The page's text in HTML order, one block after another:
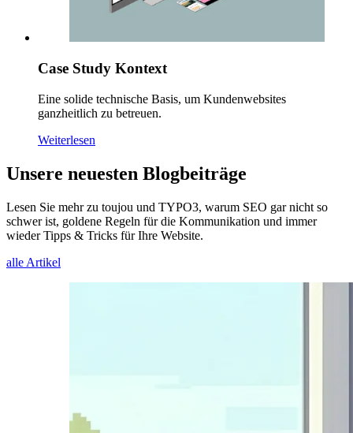
Case Study Kontext
Eine solide technische Basis, um Kundenwebsites
ganzheitlich zu betreuen.
Weiterlesen
Unsere neuesten Blogbeiträge
Lesen Sie mehr zu toujou und TYPO3, warum SEO gar nicht so
schwer ist, goldene Regeln für die Kommunikation und immer
wieder Tipps & Tricks für Ihre Website.
alle Artikel